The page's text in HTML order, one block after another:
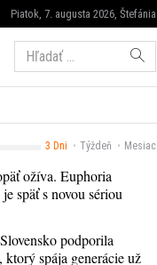
Piatok, 7. augusta 2026, Štefánia
Hľadať:
3 Dni Týždeň Mesiac
ožíva. Euphoria
späť s novou sériou
podporila
spája generácie už